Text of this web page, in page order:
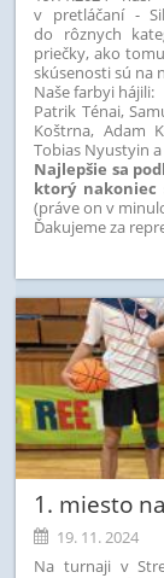
v pretláčaní -
do rôznych
priečky, ako
skúsenosti sú na
Naše farbyi hájili:
Patrik Ténai,
Koštrna, Adam
Tobias Nyustyin
Najlepšie sa
ktorý nakoniec
(práve on v
Ďakujeme za
1. miesto
19. 11. 2024
Na turnaji v